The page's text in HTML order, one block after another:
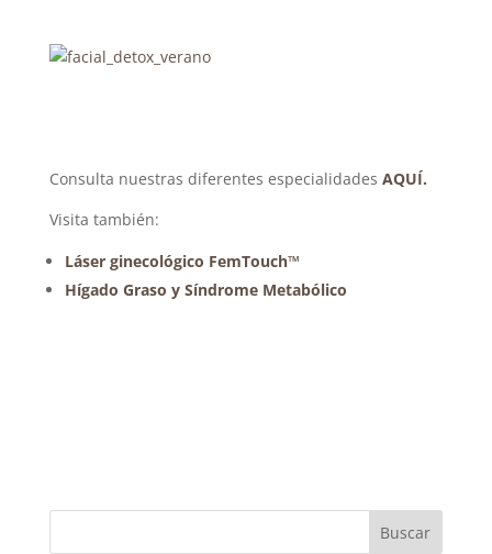
Consulta nuestras diferentes especialidades AQUÍ.
Visita también:
Láser ginecológico FemTouch™
Hígado Graso y Síndrome Metabólico